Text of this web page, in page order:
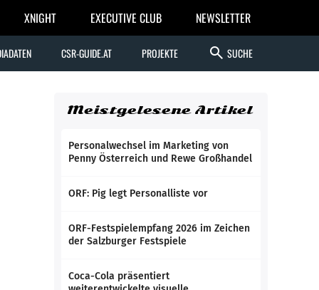
XNIGHT EXECUTIVE CLUB NEWSLETTER
CSR-GUIDE.AT PROJEKTE search SUCHE
Meistgelesene Artikel
Personalwechsel im Marketing von
Penny Österreich und Rewe Großhandel
ORF: Pig legt Personalliste vor
ORF-Festspielempfang 2026 im Zeichen
der Salzburger Festspiele
Coca-Cola präsentiert